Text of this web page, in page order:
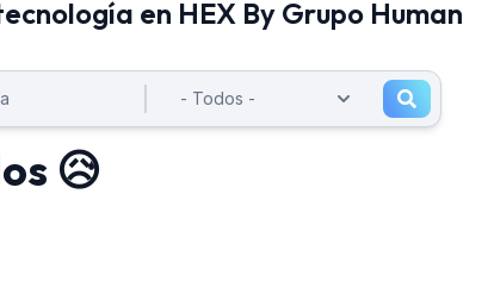
en HEX By Grupo Human
😥